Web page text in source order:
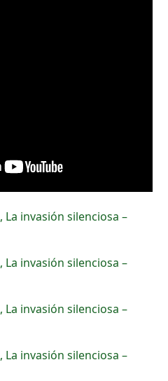
invasión silenciosa –
invasión silenciosa –
invasión silenciosa –
invasión silenciosa –